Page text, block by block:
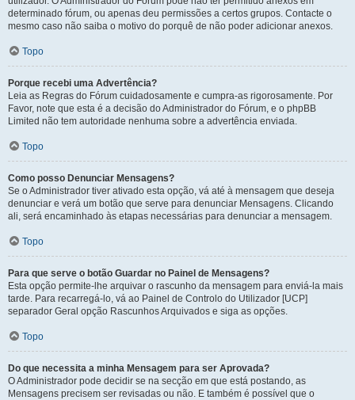
determinado fórum, ou apenas deu permissões a certos grupos. Contacte o
mesmo caso não saiba o motivo do porquê de não poder adicionar anexos.
Topo
Porque recebi uma Advertência?
Leia as Regras do Fórum cuidadosamente e cumpra-as rigorosamente. Por
Favor, note que esta é a decisão do Administrador do Fórum, e o phpBB
Limited não tem autoridade nenhuma sobre a advertência enviada.
Topo
Como posso Denunciar Mensagens?
Se o Administrador tiver ativado esta opção, vá até à mensagem que deseja
denunciar e verá um botão que serve para denunciar Mensagens. Clicando
ali, será encaminhado às etapas necessárias para denunciar a mensagem.
Topo
Para que serve o botão Guardar no Painel de Mensagens?
Esta opção permite-lhe arquivar o rascunho da mensagem para enviá-la mais
tarde. Para recarregá-lo, vá ao Painel de Controlo do Utilizador [UCP]
separador Geral opção Rascunhos Arquivados e siga as opções.
Topo
Do que necessita a minha Mensagem para ser Aprovada?
O Administrador pode decidir se na secção em que está postando, as
Mensagens precisem ser revisadas ou não. E também é possível que o